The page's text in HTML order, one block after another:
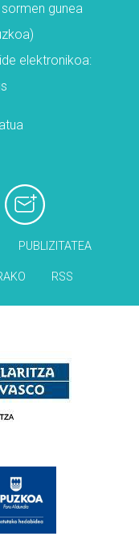
gunea
elektronikoa:
PUBLIZITATEA
RSS